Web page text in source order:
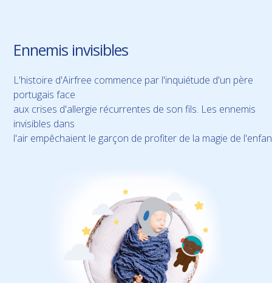
Ennemis invisibles
L'histoire d'Airfree commence par l'inquiétude d'un père
portugais face
aux crises d'allergie récurrentes de son fils. Les ennemis
invisibles dans
l'air empêchaient le garçon de profiter de la magie de